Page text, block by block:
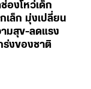
องโหว่เด็ก
เล็ก มุ่งเปลี่ยน
ามสุข-ลดแรง
งของชาติ